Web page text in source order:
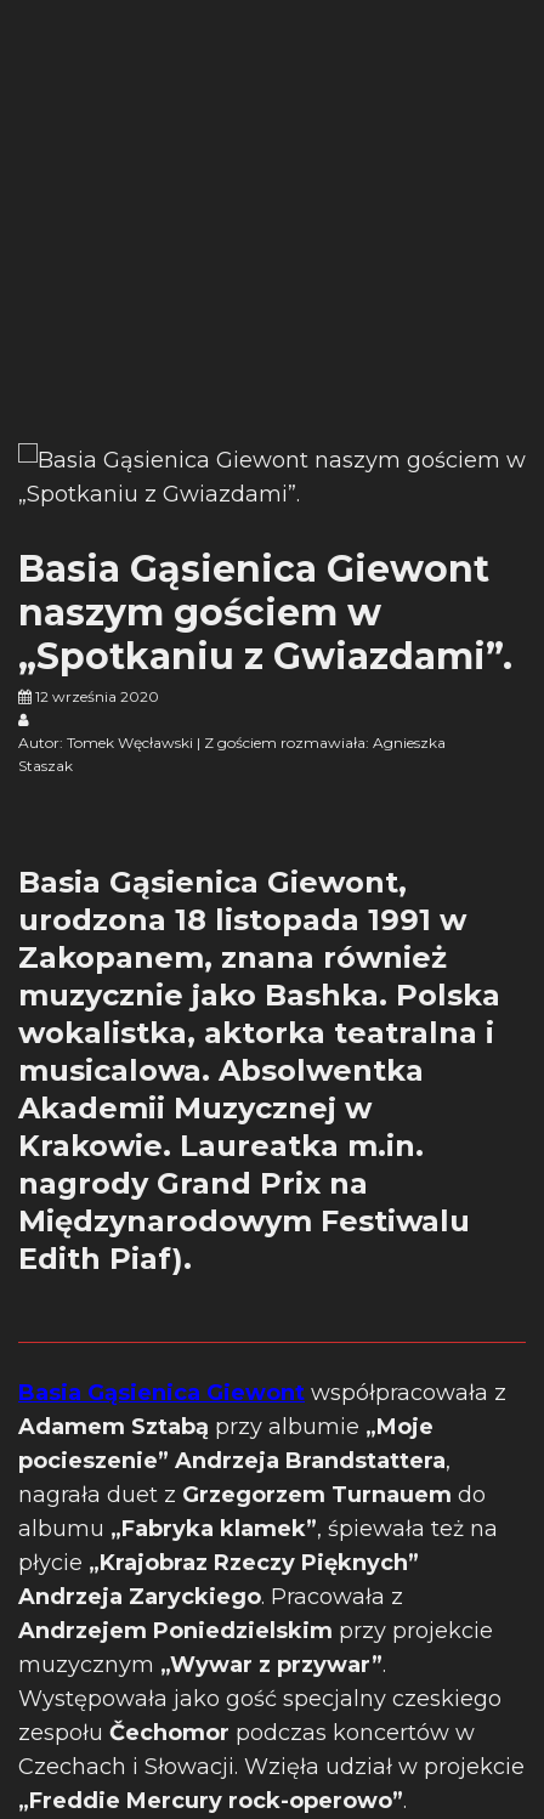
Basia Gąsienica Giewont
naszym gościem w
„Spotkaniu z Gwiazdami”.
12 września 2020
Autor: Tomek Węcławski | Z gościem rozmawiała: Agnieszka
Staszak
Basia Gąsienica Giewont,
urodzona 18 listopada 1991 w
Zakopanem, znana również
muzycznie jako Bashka. Polska
wokalistka, aktorka teatralna i
musicalowa. Absolwentka
Akademii Muzycznej w
Krakowie. Laureatka m.in.
nagrody Grand Prix na
Międzynarodowym Festiwalu
Edith Piaf).
Basia Gąsienica Giewont współpracowała z
Adamem Sztabą przy albumie „Moje
pocieszenie” Andrzeja Brandstattera,
nagrała duet z Grzegorzem Turnauem do
albumu „Fabryka klamek”, śpiewała też na
płycie „Krajobraz Rzeczy Pięknych”
Andrzeja Zaryckiego. Pracowała z
Andrzejem Poniedzielskim przy projekcie
muzycznym „Wywar z przywar”.
Występowała jako gość specjalny czeskiego
zespołu Čechomor podczas koncertów w
Czechach i Słowacji. Wzięła udział w projekcie
„Freddie Mercury rock-operowo”.